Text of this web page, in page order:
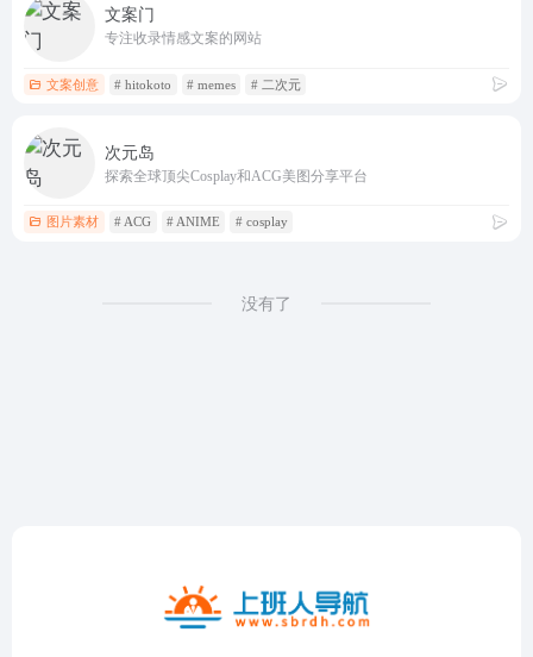
文案门
专注收录情感文案的网站
文案创意 # hitokoto # memes # 二次元
次元岛
探索全球顶尖Cosplay和ACG美图分享平台
图片素材 # ACG # ANIME # cosplay
没有了